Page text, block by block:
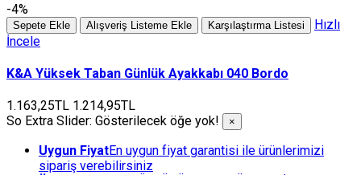
-4%
Sepete Ekle Alışveriş Listeme Ekle Karşılaştırma Listesi
Hızlı
İncele
K&A Yüksek Taban Günlük Ayakkabı 040 Bordo
1.163,25TL 1.214,95TL
So Extra Slider: Gösterilecek öğe yok!
×
Uygun FiyatEn uygun fiyat garantisi ile ürünlerimizi
sipariş verebilirsiniz